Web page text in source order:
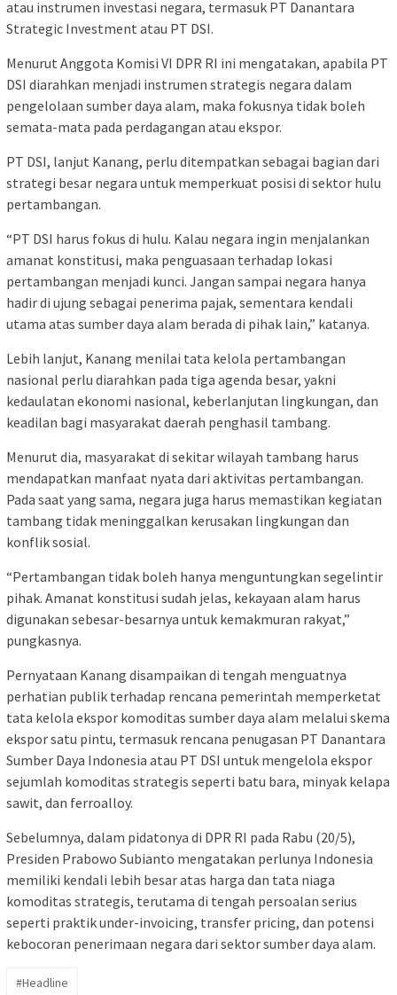
atau instrumen investasi negara, termasuk PT Danantara
Strategic Investment atau PT DSI.
Menurut Anggota Komisi VI DPR RI ini mengatakan, apabila PT
DSI diarahkan menjadi instrumen strategis negara dalam
pengelolaan sumber daya alam, maka fokusnya tidak boleh
semata-mata pada perdagangan atau ekspor.
PT DSI, lanjut Kanang, perlu ditempatkan sebagai bagian dari
strategi besar negara untuk memperkuat posisi di sektor hulu
pertambangan.
“PT DSI harus fokus di hulu. Kalau negara ingin menjalankan
amanat konstitusi, maka penguasaan terhadap lokasi
pertambangan menjadi kunci. Jangan sampai negara hanya
hadir di ujung sebagai penerima pajak, sementara kendali
utama atas sumber daya alam berada di pihak lain,” katanya.
Lebih lanjut, Kanang menilai tata kelola pertambangan
nasional perlu diarahkan pada tiga agenda besar, yakni
kedaulatan ekonomi nasional, keberlanjutan lingkungan, dan
keadilan bagi masyarakat daerah penghasil tambang.
Menurut dia, masyarakat di sekitar wilayah tambang harus
mendapatkan manfaat nyata dari aktivitas pertambangan.
Pada saat yang sama, negara juga harus memastikan kegiatan
tambang tidak meninggalkan kerusakan lingkungan dan
konflik sosial.
“Pertambangan tidak boleh hanya menguntungkan segelintir
pihak. Amanat konstitusi sudah jelas, kekayaan alam harus
digunakan sebesar-besarnya untuk kemakmuran rakyat,”
pungkasnya.
Pernyataan Kanang disampaikan di tengah menguatnya
perhatian publik terhadap rencana pemerintah memperketat
tata kelola ekspor komoditas sumber daya alam melalui skema
ekspor satu pintu, termasuk rencana penugasan PT Danantara
Sumber Daya Indonesia atau PT DSI untuk mengelola ekspor
sejumlah komoditas strategis seperti batu bara, minyak kelapa
sawit, dan ferroalloy.
Sebelumnya, dalam pidatonya di DPR RI pada Rabu (20/5),
Presiden Prabowo Subianto mengatakan perlunya Indonesia
memiliki kendali lebih besar atas harga dan tata niaga
komoditas strategis, terutama di tengah persoalan serius
seperti praktik under-invoicing, transfer pricing, dan potensi
kebocoran penerimaan negara dari sektor sumber daya alam.
#Headline